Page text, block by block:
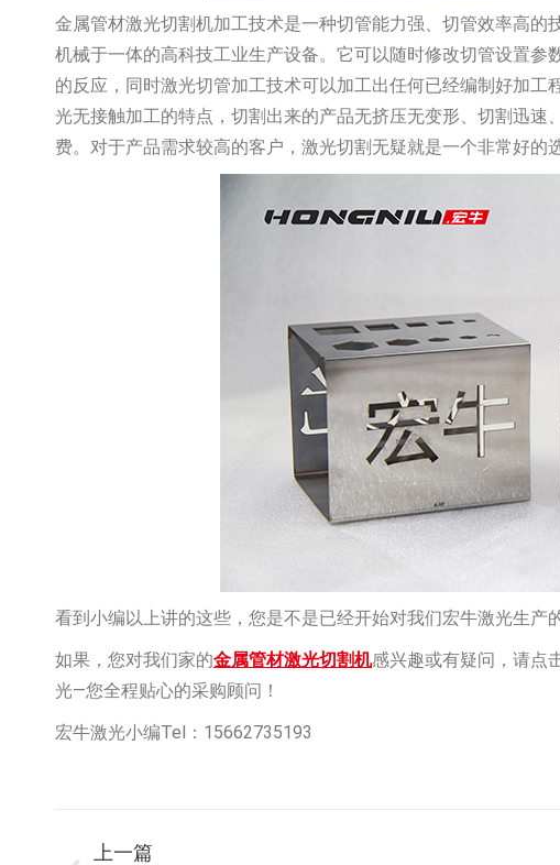
金属管材激光切割机加工技术是一种切管能力强、切管效率高的
机械于一体的高科技工业生产设备。它可以随时修改切管设置
的反应，同时激光切管加工技术可以加工出任何已经编制好加
光无接触加工的特点，切割出来的产品无挤压无变形、切割迅
费。对于产品需求较高的客户，激光切割无疑就是一个非常好的
看到小编以上讲的这些，您是不是已经开始对我们宏牛激光生产
如果，您对我们家的金属管材激光切割机感兴趣或有疑问，请点
光—您全程贴心的采购顾问！
宏牛激光小编Tel：15662735193
上一篇